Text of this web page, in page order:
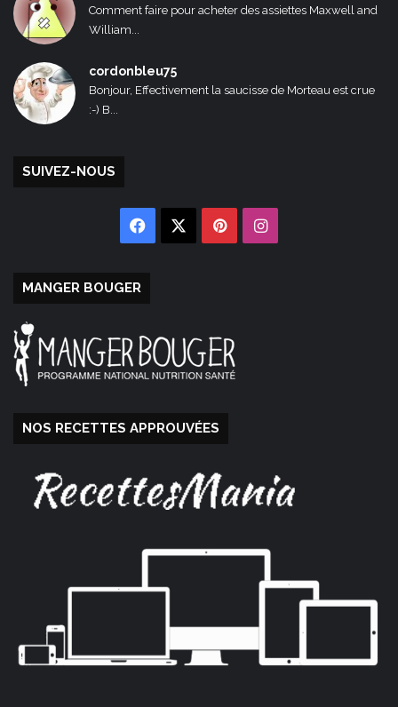
Comment faire pour acheter des assiettes Maxwell and
William...
cordonbleu75
Bonjour, Effectivement la saucisse de Morteau est crue
:-) B...
SUIVEZ-NOUS
Facebook PinterestInstagram
MANGER BOUGER
NOS RECETTES APPROUVÉES